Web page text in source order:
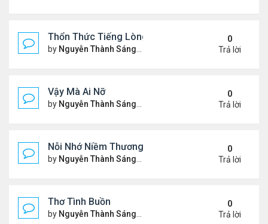
Thổn Thức Tiếng Lòng
by Nguyễn Thành Sáng Chủ nhật Tháng 11 19, 2023
0
Trả lời
Vậy Mà Ai Nỡ
by Nguyễn Thành Sáng Thứ 3 Tháng 11 14, 2023 6:03
0
Trả lời
Nỗi Nhớ Niềm Thương Dưới Nắng Tà
by Nguyễn Thành Sáng Thứ 7 Tháng 11 11, 2023 9:48
0
Trả lời
Thơ Tình Buồn
by Nguyễn Thành Sáng Thứ 7 Tháng 11 04, 2023 8:35
0
Trả lời